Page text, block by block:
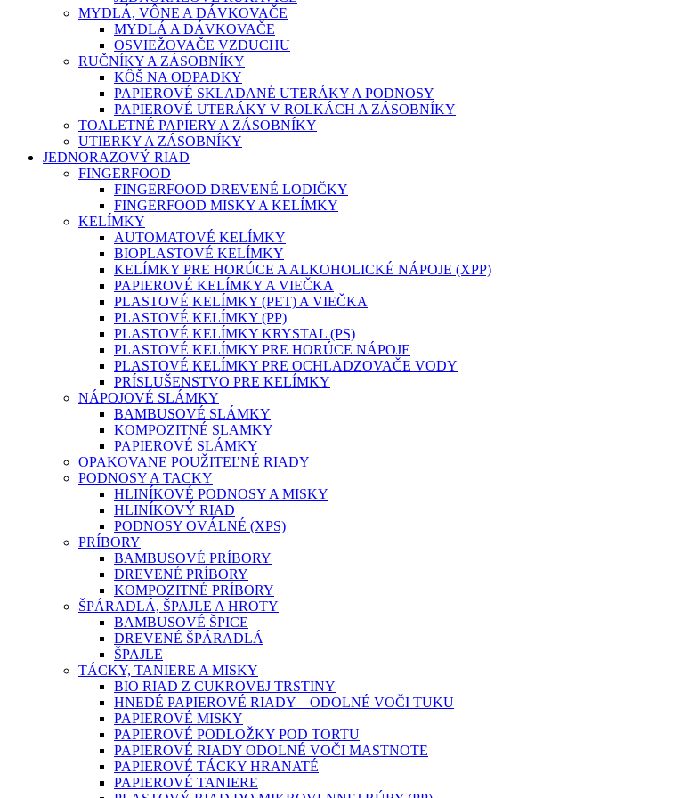
MYDLÁ, VÔNE A DÁVKOVAČE
MYDLÁ A DÁVKOVAČE
OSVIEŽOVAČE VZDUCHU
RUČNÍKY A ZÁSOBNÍKY
KÔŠ NA ODPADKY
PAPIEROVÉ SKLADANÉ UTERÁKY A PODNOSY
PAPIEROVÉ UTERÁKY V ROLKÁCH A ZÁSOBNÍKY
TOALETNÉ PAPIERY A ZÁSOBNÍKY
UTIERKY A ZÁSOBNÍKY
JEDNORAZOVÝ RIAD
FINGERFOOD
FINGERFOOD DREVENÉ LODIČKY
FINGERFOOD MISKY A KELÍMKY
KELÍMKY
AUTOMATOVÉ KELÍMKY
BIOPLASTOVÉ KELÍMKY
KELÍMKY PRE HORÚCE A ALKOHOLICKÉ NÁPOJE (XPP)
PAPIEROVÉ KELÍMKY A VIEČKA
PLASTOVÉ KELÍMKY (PET) A VIEČKA
PLASTOVÉ KELÍMKY (PP)
PLASTOVÉ KELÍMKY KRYSTAL (PS)
PLASTOVÉ KELÍMKY PRE HORÚCE NÁPOJE
PLASTOVÉ KELÍMKY PRE OCHLADZOVAČE VODY
PRÍSLUŠENSTVO PRE KELÍMKY
NÁPOJOVÉ SLÁMKY
BAMBUSOVÉ SLÁMKY
KOMPOZITNÉ SLAMKY
PAPIEROVÉ SLÁMKY
OPAKOVANE POUŽITEĽNÉ RIADY
PODNOSY A TACKY
HLINÍKOVÉ PODNOSY A MISKY
HLINÍKOVÝ RIAD
PODNOSY OVÁLNÉ (XPS)
PRÍBORY
BAMBUSOVÉ PRÍBORY
DREVENÉ PRÍBORY
KOMPOZITNÉ PRÍBORY
ŠPÁRADLÁ, ŠPAJLE A HROTY
BAMBUSOVÉ ŠPICE
DREVENÉ ŠPÁRADLÁ
ŠPAJLE
TÁCKY, TANIERE A MISKY
BIO RIAD Z CUKROVEJ TRSTINY
HNEDÉ PAPIEROVÉ RIADY – ODOLNÉ VOČI TUKU
PAPIEROVÉ MISKY
PAPIEROVÉ PODLOŽKY POD TORTU
PAPIEROVÉ RIADY ODOLNÉ VOČI MASTNOTE
PAPIEROVÉ TÁCKY HRANATÉ
PAPIEROVÉ TANIERE